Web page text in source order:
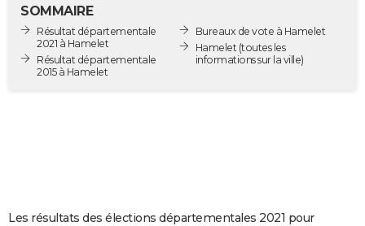
Destinations
City break
Voyage nature
Voyage de noces
Forum
Climat
GUIDES D'ACHAT
COPAINS D'AVANT
SOMMAIRE
Résultat départementale
2021 à Hamelet
Résultat départementale
2015 à Hamelet
Bureaux de vote à Hamelet
Hamelet (toutes les
informations sur la ville)
Les résultats des élections départementales 2021 pour